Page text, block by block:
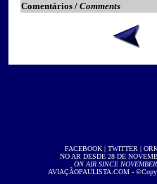
Comentários / Comments
FACEBOOK| TWITTER |
NO AR DESDE 28 DE
ON AIR SINCE
AVIAÇÃOPAULISTA.COM -